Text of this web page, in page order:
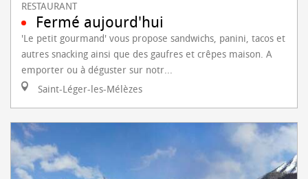
RESTAURANT
Fermé aujourd'hui
'Le petit gourmand' vous propose sandwichs, panini, tacos et
autres snacking ainsi que des gaufres et crêpes maison. A
emporter ou à déguster sur notr...
Saint-Léger-les-Mélèzes